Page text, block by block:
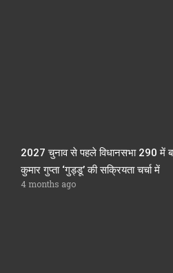
2027 चुनाव से पहले विधानसभा 290 में
कुमार गुप्ता ‘गुड्डू’ की सक्रियता चर्चा में
4 months ago